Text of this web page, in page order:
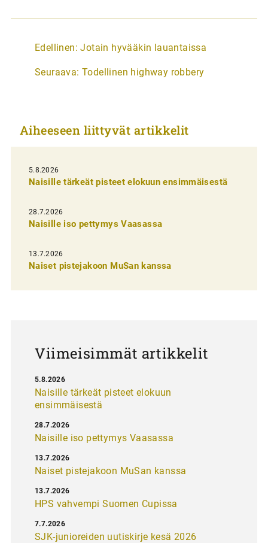
A
t
k
e
l
i
e
n
e
Edellinen: Jotain hyvääkin lauantaissa
Seuraava: Todellinen highway robbery
Aiheeseen liittyvät artikkelit
5.8.2026
Naisille tärkeät pisteet elokuun ensimmäisestä
28.7.2026
Naisille iso pettymys Vaasassa
13.7.2026
Naiset pistejakoon MuSan kanssa
Viimeisimmät artikkelit
Naisille tärkeät pisteet elokuun
ensimmäisestä
5.8.2026
Naisille iso pettymys Vaasassa
28.7.2026
Naiset pistejakoon MuSan kanssa
13.7.2026
HPS vahvempi Suomen Cupissa
13.7.2026
SJK-junioreiden uutiskirje kesä 2026
7.7.2026